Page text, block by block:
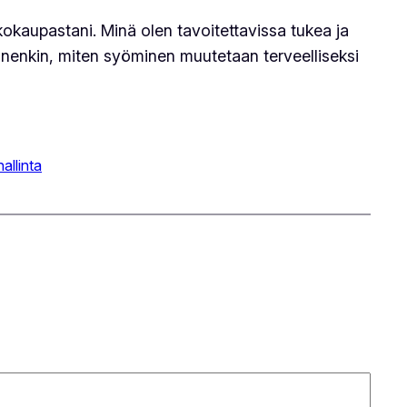
Minä olen tavoitettavissa tukea ja
miten syöminen muutetaan terveelliseksi